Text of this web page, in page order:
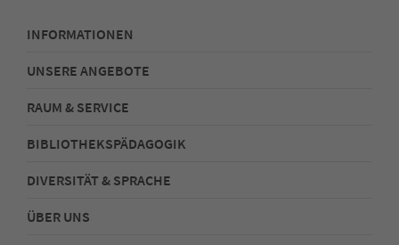
INFORMATIONEN
UNSERE ANGEBOTE
RAUM & SERVICE
BIBLIOTHEKSPÄDAGOGIK
DIVERSITÄT & SPRACHE
ÜBER UNS